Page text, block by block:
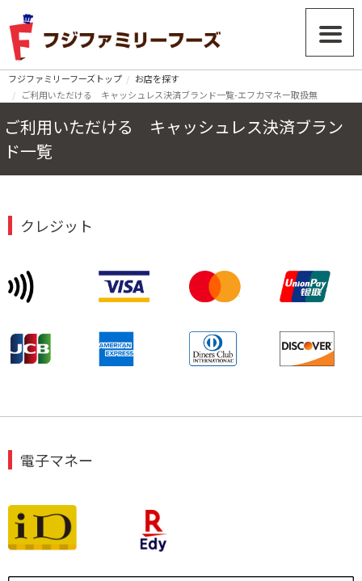
フジファミリーフーズトップ
お店を探す
ご利用いただける キャッシュレス決済ブランド一覧-エフカマネー取扱無
ご利用いただける キャッシュレス決済ブラン
ド一覧
クレジット
電子マネー